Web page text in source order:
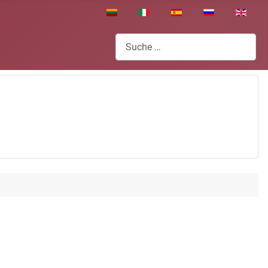
Sprache auswählen
Suchen